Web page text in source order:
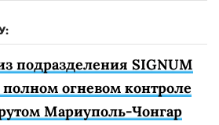
подразделения SIGNUM
огневом контроле
Мариуполь-Чонгар